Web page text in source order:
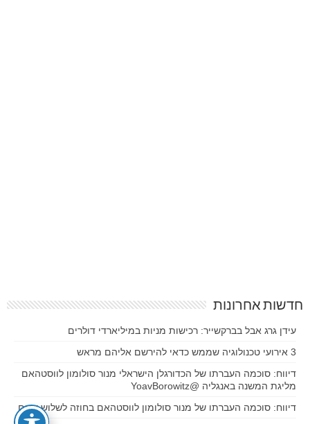
חדשות אחרונות
עידן גרג אבל בברקשייר: רכישות מניות במיליארדי דולרים
3 אירועי טכנולוגיה שממש כדאי להירשם אליהם מראש
דיווח: סוכמה העברתו של הכדורגלן הישראלי מנור סולומון לווסטהאם
מליגת המשנה באנגליה @YoavBorowitz
דיווח: סוכמה העברתו של מנור סולומון לווסטהאם בחוזה לשלוש שנים